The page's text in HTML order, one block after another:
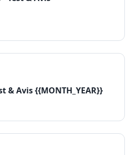
& Avis {{MONTH_YEAR}}